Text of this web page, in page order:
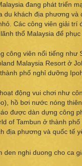
đang phát triển
du khách địa phương và
Các công viên giải trí
thổ Malaysia để
công viên nổi tiếng như
Malaysia Resort ở
phố nghỉ dưỡng
động vui chơi như
hồ bơi nước nóng
được dàn dựng công
of Tambun ở thành
địa phương và quốc tế